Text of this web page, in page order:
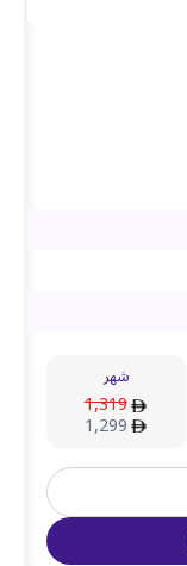
شهر
1,319
1,299